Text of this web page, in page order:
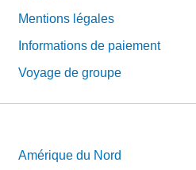
Mentions légales
Informations de paiement
Voyage de groupe
Amérique du Nord